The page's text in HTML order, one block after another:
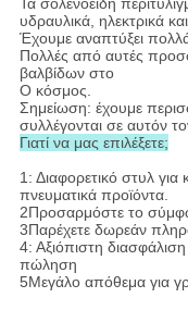
Τα σόλενοειδή
υδραυλικά, ηλεκτρικά
Έχουμε αναπτύξει
Πολλές από αυτές
βαλβίδων στο
Ο κόσμος.
Σημείωση: έχουμε
συλλέγονται σε αυτόν
Γιατί να μας επιλέξετε;
1: Διαφορετικό στυλ
πνευματικά προϊόντα.
2Προσαρμόστε το
3Παρέχετε δωρεάν
4: Αξιόπιστη
πώληση
5Μεγάλο απόθεμα για